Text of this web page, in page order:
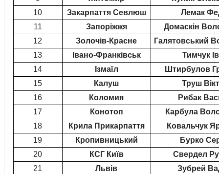
10
Закарпаття Севлюш
Лемак
11
Запоріжжя
Домаскін
12
Золочів-Красне
Галятовський
13
Івано-Франківськ
Тимчук
14
Ізмаїл
Штирбулов
15
Калуш
Труш
16
Коломия
Рибак
17
Конотоп
Карбула
18
Крила Прикарпаття
Ковальчук
19
Кропивницький
Бурко
20
КСГ Київ
Свердел
21
Львів
Зубрей